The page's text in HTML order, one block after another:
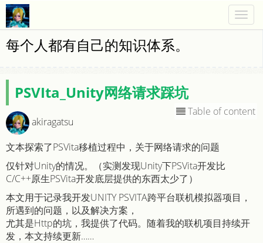
每个人都有自己的知识体系。
PSVIta_Unity网络请求踩坑
akiragatsu
文本探索了PSVita移植过程中，关于网络请求的问题
仅针对Unity的情况。（实测发现Unity下PSVita开发比
C/C++原生PSVita开发底层提供的东西太少了）
本文用于记录我开发UNITY PSVITA跨平台联机模拟器项目，
所遇到的问题，以及解决方案，
尤其是Http的坑，我提供了代码。随着我的联机项目持续开
发，本文持续更新……
Table of content